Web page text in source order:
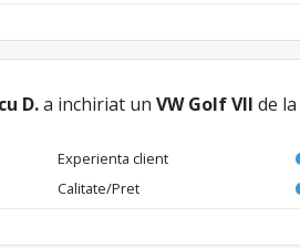
D.a inchiriat un VW Golf VII de la
Experienta client
Calitate/Pret